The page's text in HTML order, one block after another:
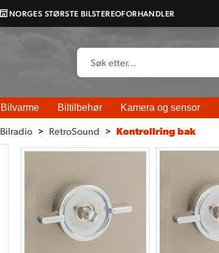
NORGES STØRSTE BILSTEREOFORHANDLER
Bilvarme Biltilbehør Kamera og sensor
Bilradio > RetroSound > Kontrollring bak